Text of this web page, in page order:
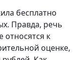
бесплатно
Правда, речь
относятся к
оценке,